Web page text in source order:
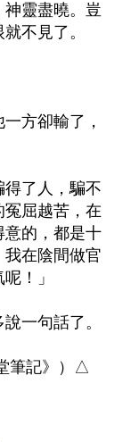
靈盡曉。豈
不見了。
方卻輸了，
了人，騙不
屈越苦，在
意的，都是十
在陰間做官
！」
一句話了。